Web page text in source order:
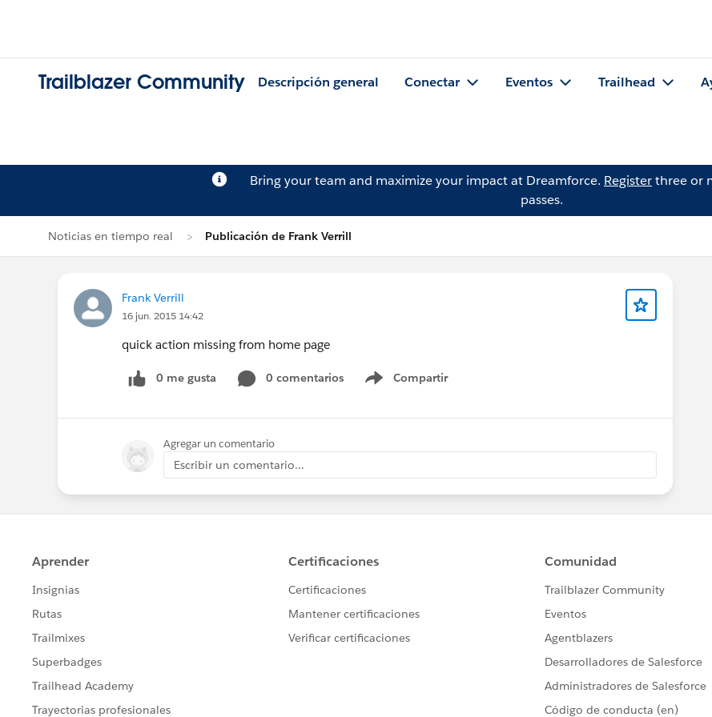
Trailblazer Community Descripción general Conectar Eventos Trailhead
Bring your team and maximize your impact at Dreamforce. Registerthree or
passes.
Noticias en tiempo real Publicación de Frank Verrill
Frank Verrill
16 jun. 2015 14:42
quick action missing from home page
0 me gusta 0 comentarios Compartir
Show menu
Agregar un comentario
Escribir un comentario...